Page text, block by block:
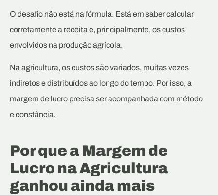
O desafio não está na fórmula. Está em saber calcular
corretamente a receita e, principalmente, os custos
envolvidos na produção agrícola.
Na agricultura, os custos são variados, muitas vezes
indiretos e distribuídos ao longo do tempo. Por isso, a
margem de lucro precisa ser acompanhada com método
e constância.
Por que a Margem de
Lucro na Agricultura
ganhou ainda mais